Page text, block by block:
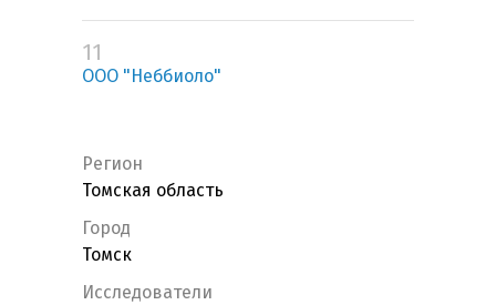
11
ООО "Неббиоло"
Регион
Томская область
Город
Томск
Исследователи